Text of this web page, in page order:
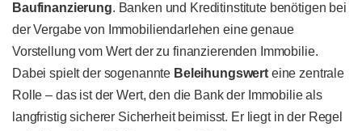
Baufinanzierung. Banken und Kreditinstitute benötigen bei
der Vergabe von Immobiliendarlehen eine genaue
Vorstellung vom Wert der zu finanzierenden Immobilie.
Dabei spielt der sogenannte Beleihungswerteine zentrale
Rolle – das ist der Wert, den die Bank der Immobilie als
langfristig sicherer Sicherheit beimisst. Er liegt in der Regel